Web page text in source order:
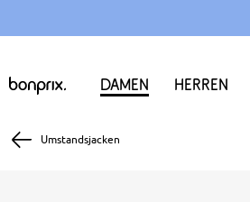
Damen Herren
Umstandsjacken